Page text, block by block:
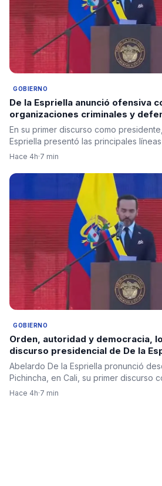
GOBIERNO
De la Espriella anunció ofensiva
organizaciones criminales y
de poderes
En su primer discurso como
Espriella presentó las principales
Hace 4h·7 min
GOBIERNO
Orden, autoridad y democracia,
discurso presidencial de De la
Abelardo De la Espriella pronunció
Pichincha, en Cali, su primer discurso
Hace 4h·7 min